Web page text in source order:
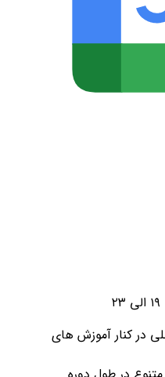
در کنار آموزش های